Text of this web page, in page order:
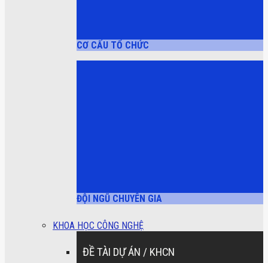
CƠ CẤU TỔ CHỨC
ĐỘI NGŨ CHUYÊN GIA
KHOA HỌC CÔNG NGHỆ
ĐỀ TÀI DỰ ÁN / KHCN